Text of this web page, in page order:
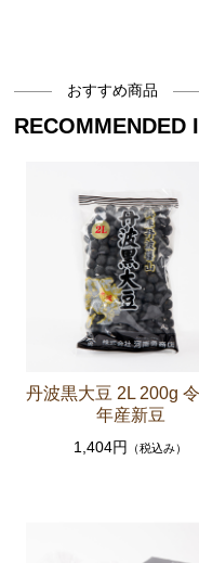
おすすめ商品
RECOMMENDED
丹波黒大豆 2L 200g
年産新豆
1,404円 （税込み）